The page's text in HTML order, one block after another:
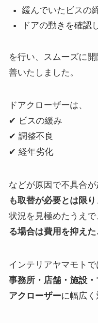
緩んでいたビスの
ドアの動きを確認
を行い、スムーズに
善いたしました。
ドアクローザーは、
✔ ビスの緩み
✔ 調整不良
✔ 経年劣化
などが原因で不具合が
も取替が必要とは限
状況を見極めたうえで
る場合は費用を抑え
インテリアヤマモトで
事務所・店舗・施設
アクローザーに幅広く